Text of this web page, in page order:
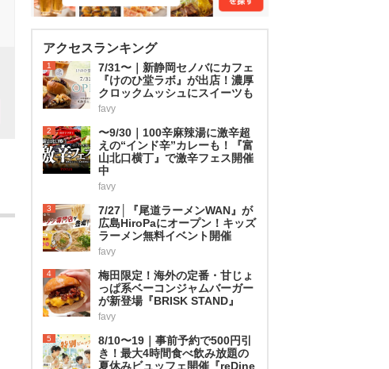
アクセスランキング
1
7/31〜｜新静岡セノバにカフェ
『けのひ堂ラボ』が出店！濃厚
クロックムッシュにスイーツも
favy
2
〜9/30｜100辛麻辣湯に激辛超
えの“インド辛”カレーも！『富
山北口横丁』で激辛フェス開催
中
favy
3
7/27│『尾道ラーメンWAN』が
広島HiroPaにオープン！キッズ
ラーメン無料イベント開催
favy
4
梅田限定！海外の定番・甘じょ
っぱ系ベーコンジャムバーガー
が新登場『BRISK STAND』
favy
5
8/10〜19｜事前予約で500円引
き！最大4時間食べ飲み放題の
夏休みビュッフェ開催『reDine